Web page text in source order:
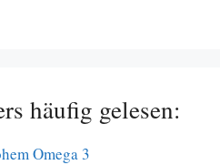
häufig gelesen:
Omega 3